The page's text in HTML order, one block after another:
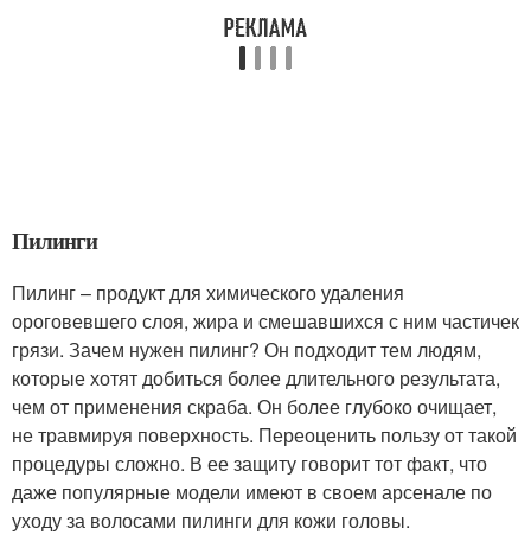
Пилинги
Пилинг – продукт для химического удаления
ороговевшего слоя, жира и смешавшихся с ним частичек
грязи. Зачем нужен пилинг? Он подходит тем людям,
которые хотят добиться более длительного результата,
чем от применения скраба. Он более глубоко очищает,
не травмируя поверхность. Переоценить пользу от такой
процедуры сложно. В ее защиту говорит тот факт, что
даже популярные модели имеют в своем арсенале по
уходу за волосами пилинги для кожи головы.